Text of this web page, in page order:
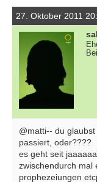
27. Oktober 2011
@matti-- du
passiert, oder????
es geht seit
zwischendurch mal
prophezeiungen